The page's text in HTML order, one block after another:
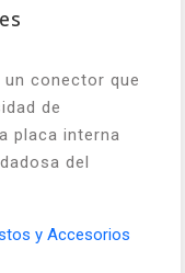
conector que
de
placa interna
del
y Accesorios